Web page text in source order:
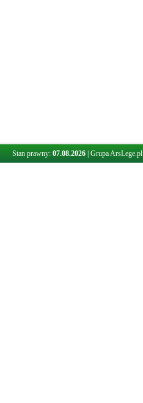
Stan prawny: 07.08.2026 Grupa ArsLege.pl